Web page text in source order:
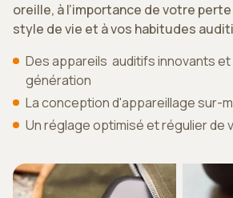
oreille, à l’importance de votre
style de vie et à vos habitudes
Des appareils auditifs innovants
génération
La conception d'appareillage sur-
Un réglage optimisé et régulier de